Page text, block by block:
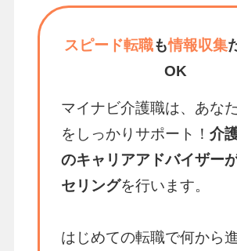
スピード転職も情報収集
OK
マイナビ介護職は、あな
をしっかりサポート！ 介
のキャリアアドバイザー
セリングを行います。
はじめての転職で何から